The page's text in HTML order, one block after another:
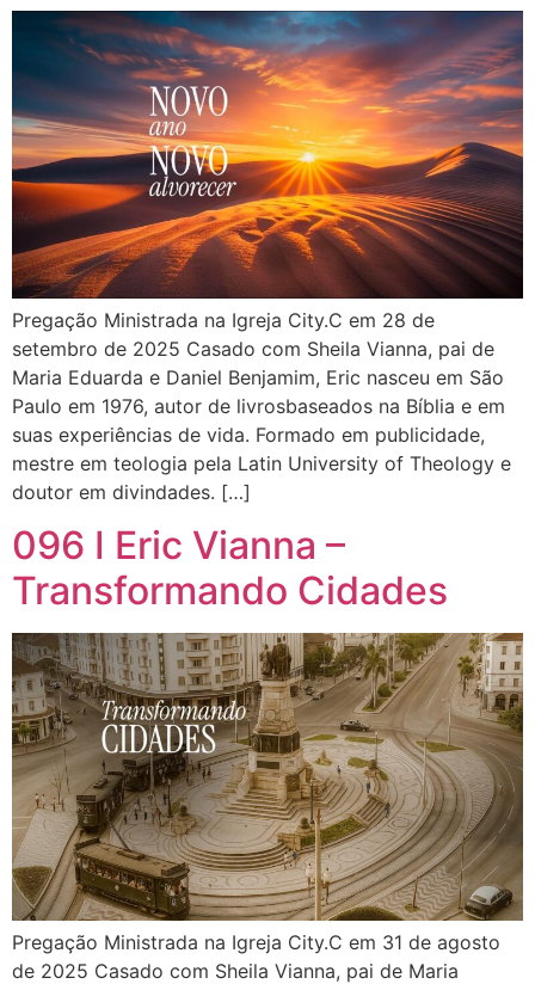
Pregação Ministrada na Igreja City.C em 28 de
setembro de 2025 Casado com Sheila Vianna, pai de
Maria Eduarda e Daniel Benjamim, Eric nasceu em São
Paulo em 1976, autor de livrosbaseados na Bíblia e em
suas experiências de vida. Formado em publicidade,
mestre em teologia pela Latin University of Theology e
doutor em divindades. […]
096 I Eric Vianna –
Transformando Cidades
Pregação Ministrada na Igreja City.C em 31 de agosto
de 2025 Casado com Sheila Vianna, pai de Maria